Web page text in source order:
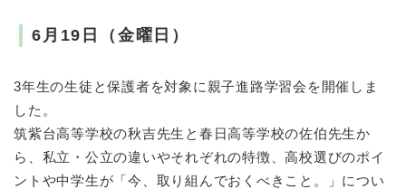
6月19日（金曜日）
3年生の生徒と保護者を対象に親子進路学習会を開催しま
した。
筑紫台高等学校の秋吉先生と春日高等学校の佐伯先生か
ら、私立・公立の違いやそれぞれの特徴、高校選びのポイ
ントや中学生が「今、取り組んでおくべきこと。」につい